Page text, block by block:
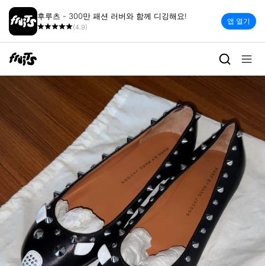
후루츠 - 300만 패션 러버와 함께 디깅해요!
(4.9)
앱 열기